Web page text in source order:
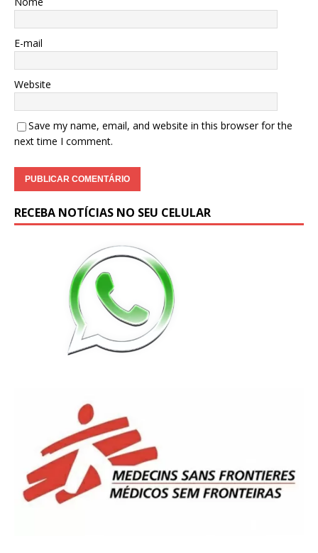
E-mail
Website
Save my name, email, and website in this browser for the
next time I comment.
RECEBA NOTÍCIAS NO SEU CELULAR